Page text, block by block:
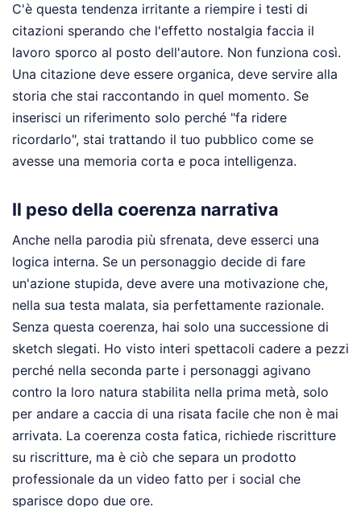
C'è questa tendenza irritante a riempire i testi di
citazioni sperando che l'effetto nostalgia faccia il
lavoro sporco al posto dell'autore. Non funziona così.
Una citazione deve essere organica, deve servire alla
storia che stai raccontando in quel momento. Se
inserisci un riferimento solo perché "fa ridere
ricordarlo", stai trattando il tuo pubblico come se
avesse una memoria corta e poca intelligenza.
Il peso della coerenza narrativa
Anche nella parodia più sfrenata, deve esserci una
logica interna. Se un personaggio decide di fare
un'azione stupida, deve avere una motivazione che,
nella sua testa malata, sia perfettamente razionale.
Senza questa coerenza, hai solo una successione di
sketch slegati. Ho visto interi spettacoli cadere a pezzi
perché nella seconda parte i personaggi agivano
contro la loro natura stabilita nella prima metà, solo
per andare a caccia di una risata facile che non è mai
arrivata. La coerenza costa fatica, richiede riscritture
su riscritture, ma è ciò che separa un prodotto
professionale da un video fatto per i social che
sparisce dopo due ore.